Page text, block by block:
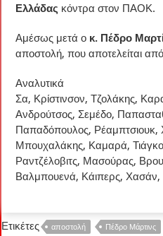
Ελλάδας κόντρα στον ΠΑΟΚ.
Αμέσως μετά ο κ. Πέδρο
αποστολή, που αποτελείται
Αναλυτικά
Σα, Κρίστινσον, Τζολάκης,
Ανδρούτσος, Σεμέδο,
Παπαδόπουλος, Ρέαμπτσιουκ,
Μπουχαλάκης, Καμαρά,
Ραντζέλοβιτς, Μασούρας,
Βαλμπουενά, Κάιπερς,
Ετικέτες αποστολή Πέδρο Μάρτινς